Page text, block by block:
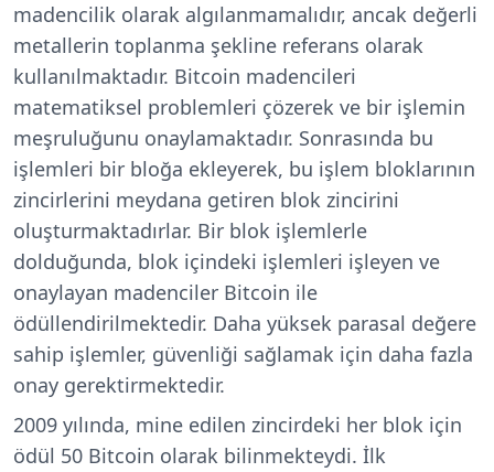
madencilik olarak algılanmamalıdır, ancak değerli
metallerin toplanma şekline referans olarak
kullanılmaktadır. Bitcoin madencileri
matematiksel problemleri çözerek ve bir işlemin
meşruluğunu onaylamaktadır. Sonrasında bu
işlemleri bir bloğa ekleyerek, bu işlem bloklarının
zincirlerini meydana getiren blok zincirini
oluşturmaktadırlar. Bir blok işlemlerle
dolduğunda, blok içindeki işlemleri işleyen ve
onaylayan madenciler Bitcoin ile
ödüllendirilmektedir. Daha yüksek parasal değere
sahip işlemler, güvenliği sağlamak için daha fazla
onay gerektirmektedir.
2009 yılında, mine edilen zincirdeki her blok için
ödül 50 Bitcoin olarak bilinmekteydi. İlk